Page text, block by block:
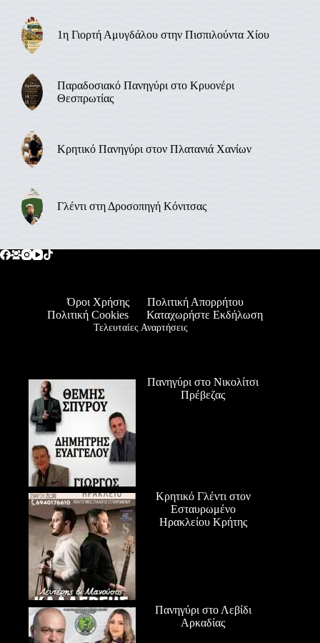
1η Γιορτή Αμυγδάλου στην Πισπιλούντα Χίου
Παραδοσιακό Πανηγύρι στο Κρυονέρι
Θεσπρωτίας
Κρητικό Πανηγύρι στον Πλατανιά Χανίων
Γλέντι στη Δροσοπηγή Κόνιτσας
Όροι Χρήσης
Πολιτική Απορρήτου
Πολιτική Cookies
Καταχωρήστε Εκδήλωση
Τελευταίες Αναρτήσεις
Πανηγύρι στο Νικολίτσι
Πρέβεζας
Κρητικό Γλέντι στον
Εσταυρωμένο
Ηρακλείου Κρήτης
Πανηγύρι στο Λεβίδι
Αρκαδίας